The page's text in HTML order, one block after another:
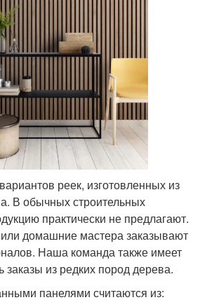
реек, изготовленных из
В обычных строительных
практически не предлагают.
домашние мастера заказывают
Наша команда также имеет
из редких пород дерева.
панелями считаются из: